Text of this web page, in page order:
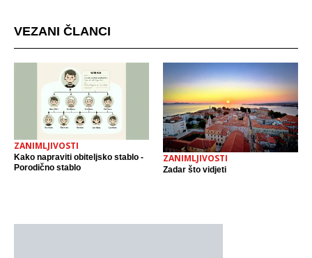
VEZANI ČLANCI
ZANIMLJIVOSTI
Kako napraviti obiteljsko stablo -
Porodično stablo
ZANIMLJIVOSTI
Zadar što vidjeti